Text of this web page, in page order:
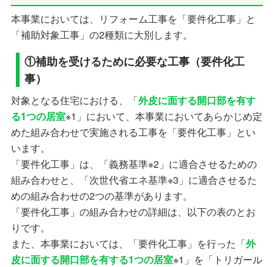
本事業においては、リフォーム工事を「要件化工事」と
「補助対象工事」の2種類に大別します。
①補助を受けるために必要な工事（要件化工
事）
対象となる住宅における、「外皮に面する開口部を有す
る1つの居室※1」において、本事業においてあらかじめ定
めた組み合わせで実施される工事を「要件化工事」とい
います。
「要件化工事」は、「義務基準※2」に適合させるための
組み合わせと、「次世代省エネ基準※3」に適合させるた
めの組み合わせの2つの基準があります。
「要件化工事」の組み合わせの詳細は、以下の表のとお
りです。
また、本事業においては、「要件化工事」を行った「外
皮に面する開口部を有する1つの居室※1」を「トリガール